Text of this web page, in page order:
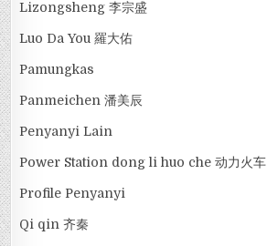
Lizongsheng 李宗盛
Luo Da You 羅大佑
Pamungkas
Panmeichen 潘美辰
Penyanyi Lain
Power Station dong li huo che 动力火车
Profile Penyanyi
Qi qin 齐秦